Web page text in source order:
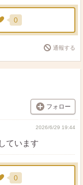
0
通報する
フォロー
2026/6/29 19:44
ています
0